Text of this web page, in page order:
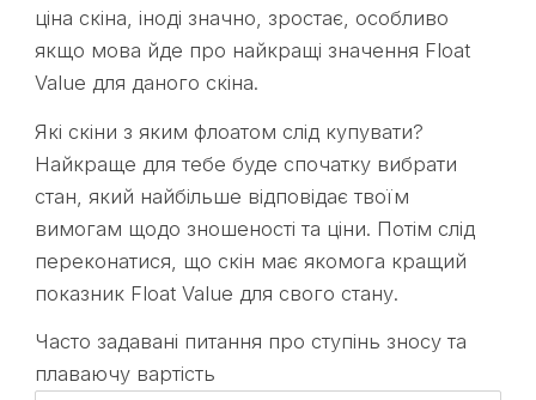
ціна скіна, іноді значно, зростає, особливо
якщо мова йде про найкращі значення Float
Value для даного скіна.
Які скіни з яким флоатом слід купувати?
Найкраще для тебе буде спочатку вибрати
стан, який найбільше відповідає твоїм
вимогам щодо зношеності та ціни. Потім слід
переконатися, що скін має якомога кращий
показник Float Value для свого стану.
Часто задавані питання про ступінь зносу та
плаваючу вартість